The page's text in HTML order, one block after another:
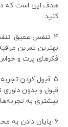
هدف این است که در
کنید.
4. تنفس عمیق:
بهترین تمرین
فکرهای پرت و
5. قبول کردن
قبول و بدون
بیشتری به
6. پایان دادن به